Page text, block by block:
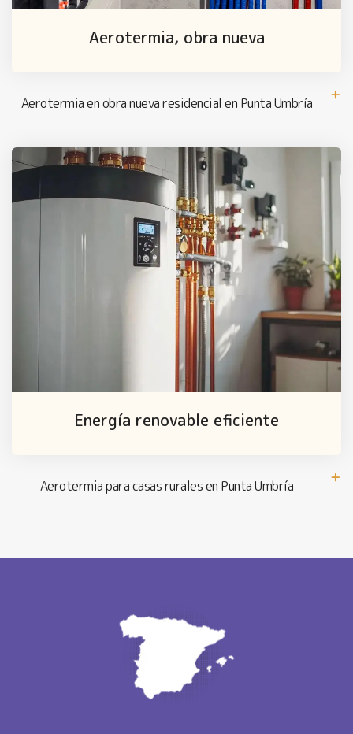
Aerotermia, obra nueva
Aerotermia en obra nueva residencial en Punta Umbría
Energía renovable eficiente
Aerotermia para casas rurales en Punta Umbría